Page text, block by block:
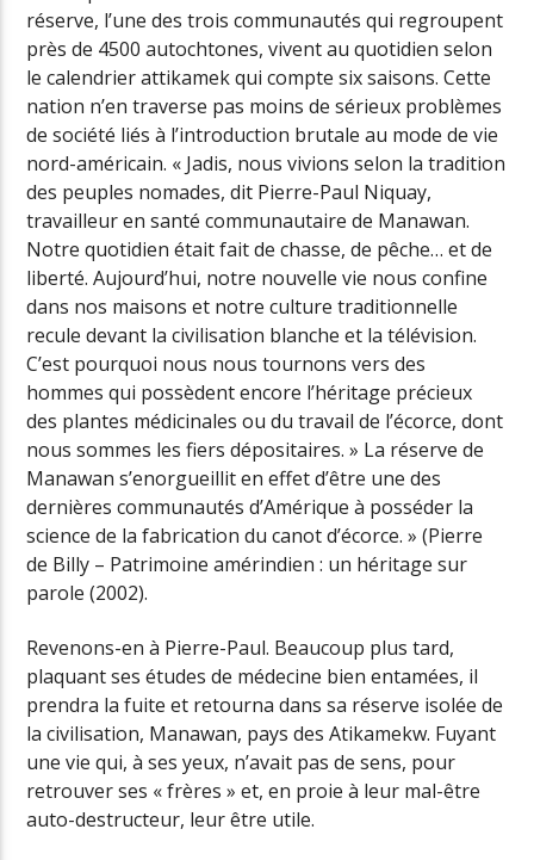
réserve, l’une des trois communautés qui regroupent
près de 4500 autochtones, vivent au quotidien selon
le calendrier attikamek qui compte six saisons. Cette
nation n’en traverse pas moins de sérieux problèmes
de société liés à l’introduction brutale au mode de vie
nord-américain. « Jadis, nous vivions selon la tradition
des peuples nomades, dit Pierre-Paul Niquay,
travailleur en santé communautaire de Manawan.
Notre quotidien était fait de chasse, de pêche… et de
liberté. Aujourd’hui, notre nouvelle vie nous confine
dans nos maisons et notre culture traditionnelle
recule devant la civilisation blanche et la télévision.
C’est pourquoi nous nous tournons vers des
hommes qui possèdent encore l’héritage précieux
des plantes médicinales ou du travail de l’écorce, dont
nous sommes les fiers dépositaires. » La réserve de
Manawan s’enorgueillit en effet d’être une des
dernières communautés d’Amérique à posséder la
science de la fabrication du canot d’écorce. » (Pierre
de Billy – Patrimoine amérindien : un héritage sur
parole (2002).
Revenons-en à Pierre-Paul. Beaucoup plus tard,
plaquant ses études de médecine bien entamées, il
prendra la fuite et retourna dans sa réserve isolée de
la civilisation, Manawan, pays des Atikamekw. Fuyant
une vie qui, à ses yeux, n’avait pas de sens, pour
retrouver ses « frères » et, en proie à leur mal-être
auto-destructeur, leur être utile.